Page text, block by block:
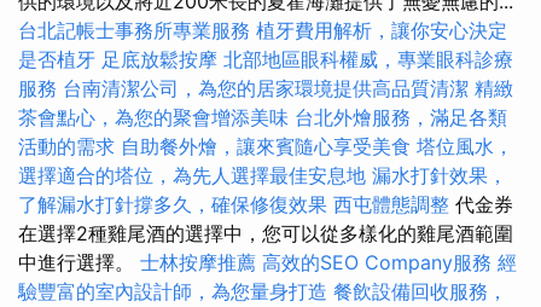
台北記帳士事務所專業服務 植牙費用解析，讓你安心決定
是否植牙 足底放鬆按摩 北部地區眼科權威，專業眼科診療
服務 台南清潔公司，為您的居家環境提供高品質清潔 精緻
茶會點心，為您的聚會增添美味 台北外燴服務，滿足各類
活動的需求 自助餐外燴，讓來賓隨心享受美食 塔位風水，
選擇適合的塔位，為先人選擇最佳安息地 漏水打針效果，
了解漏水打針撐多久，確保修復效果 西屯體態調整 代金券
在選擇2種雞尾酒的選擇中，您可以從多樣化的雞尾酒範圍
中進行選擇。 士林按摩推薦 高效的SEO Company服務 經
驗豐富的室內設計師，為您量身打造 餐飲設備回收服務，